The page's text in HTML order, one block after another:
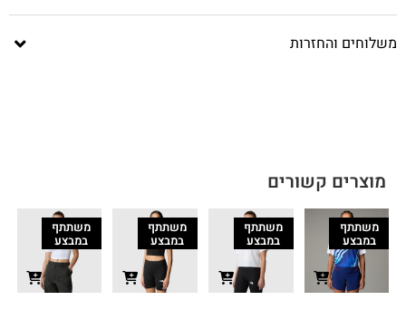
משלוחים והחזרות
מוצרים קשורים
משתתף
במבצע
משתתף
במבצע
משתתף
במבצע
משתתף
במבצע